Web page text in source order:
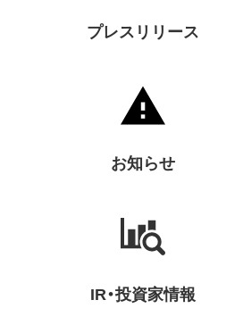
プレスリリース
お知らせ
IR・投資家情報